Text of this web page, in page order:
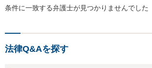
条件に一致する弁護士が見つかりませんでした
法律Q&Aを探す